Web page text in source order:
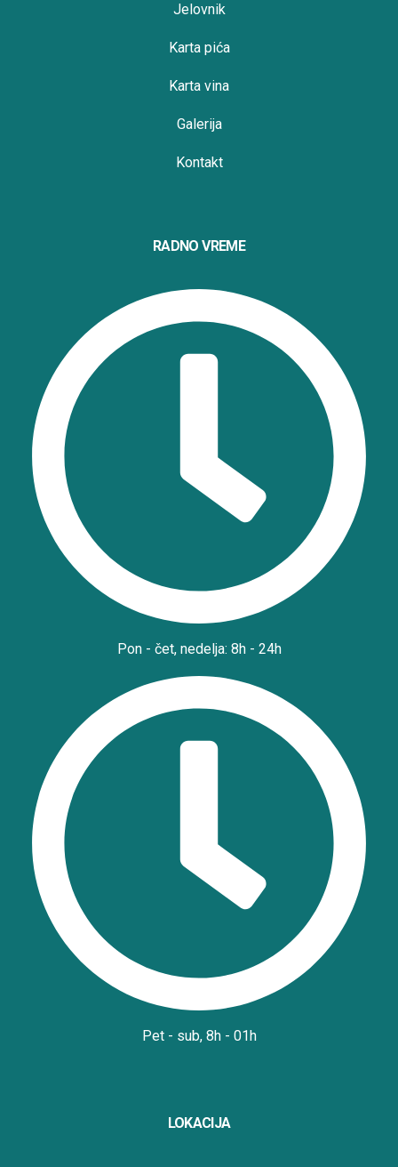
Jelovnik
Karta pića
Karta vina
Galerija
Kontakt
RADNO VREME
Pon - čet, nedelja: 8h - 24h
Pet - sub, 8h - 01h
LOKACIJA